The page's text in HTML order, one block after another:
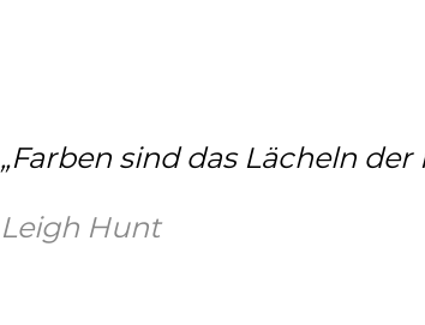
„Farben sind das Lächeln der
Leigh Hunt